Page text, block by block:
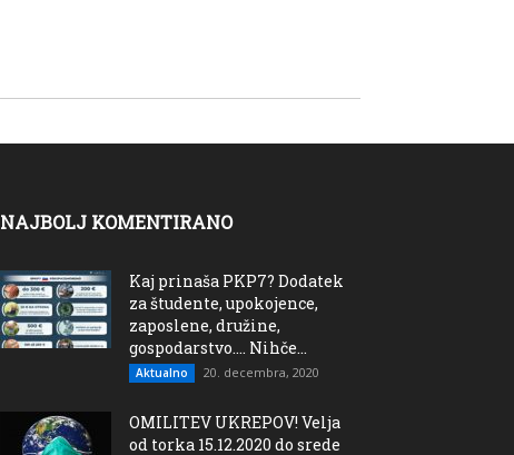
NAJBOLJ KOMENTIRANO
Kaj prinaša PKP7? Dodatek
za študente, upokojence,
zaposlene, družine,
gospodarstvo…. Nihče...
Aktualno 20. decembra, 2020
OMILITEV UKREPOV! Velja
od torka 15.12.2020 do srede